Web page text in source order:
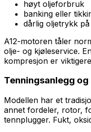
høyt oljeforbruk
banking eller
dårlig oljetrykk
A12-motoren tåler
olje- og kjøleservice.
kompresjon er
Tenningsanlegg
Modellen har et
annet fordeler, rotor,
tennplugger. Fukt,